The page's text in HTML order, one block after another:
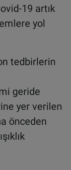
19 artık
yol
tedbirlerin
geride
yer verilen
önceden